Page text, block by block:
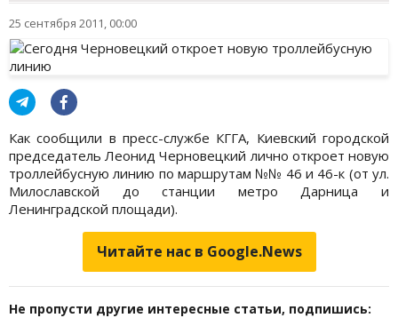
25 сентября 2011, 00:00
Как сообщили в пресс-службе КГГА, Киевский городской
председатель Леонид Черновецкий лично откроет новую
троллейбусную линию по маршрутам №№ 46 и 46-к (от ул.
Милославской до станции метро Дарница и
Ленинградской площади).
Читайте нас в Google.News
Не пропусти другие интересные статьи, подпишись: